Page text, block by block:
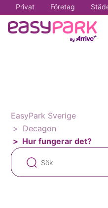
Privat Företag
EasyPark Sverige
Decagon
Hur fungerar det?